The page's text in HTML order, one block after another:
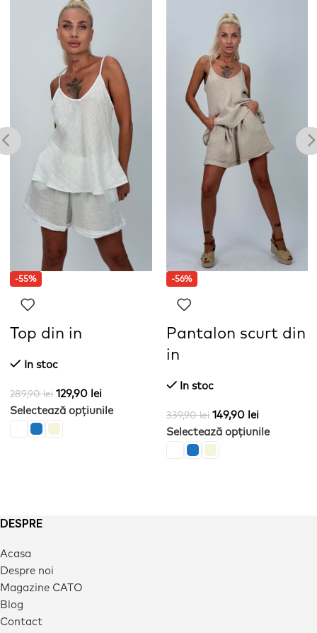
-55%
Top din in
In stoc
289,90lei 129,90 lei
Selectează opțiunile
-56%
Pantalon scurt din
in
In stoc
339,90lei 149,90 lei
Selectează opțiunile
DESPRE
Acasa
Despre noi
Magazine CATO
Blog
Contact